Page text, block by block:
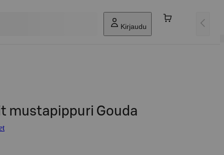
Kirjaudu
mustapippuri Gouda